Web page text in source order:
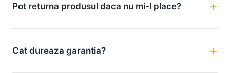
Pot returna produsul daca nu mi-l place?
Cat dureaza garantia?